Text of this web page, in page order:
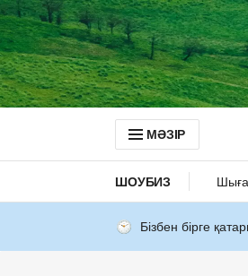
МӘЗІР
ШОУБИЗ
Бізбен бірге